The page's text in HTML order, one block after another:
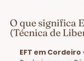
O que significa
(Técnica de
EFT em Cordeiro